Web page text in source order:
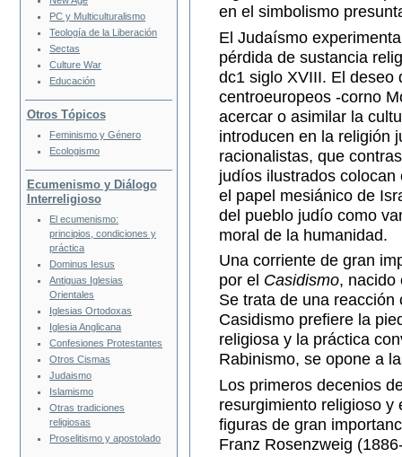
en el simbolismo
El Judaísmo
pérdida de sustancia
dc1 siglo XVIII. El deseo
centroeuropeos -corno
acercar o asimilar la
introducen en la religión
racionalistas, que
judíos ilustrados
el papel mesiánico de
del pueblo judío como
moral de la humanidad.
Una corriente de gran
por el Casidismo, nacido
Se trata de una
Casidismo prefiere la
religiosa y la práctica
Rabinismo, se opone a
Los primeros decenios
resurgimiento religioso y
figuras de gran
Franz Rosenzweig
PC y Multiculturalismo
Teología de la Liberación
Sectas
Culture War
Educación
Otros Tópicos
Feminismo y Género
Ecologismo
Ecumenismo y Diálogo
Interreligioso
El ecumenismo:
principios, condiciones y
práctica
Dominus Iesus
Antiguas Iglesias
Orientales
Iglesias Ortodoxas
Iglesia Anglicana
Confesiones Protestantes
Otros Cismas
Judaismo
Islamismo
Otras tradiciones
religiosas
Proselitismo y apostolado